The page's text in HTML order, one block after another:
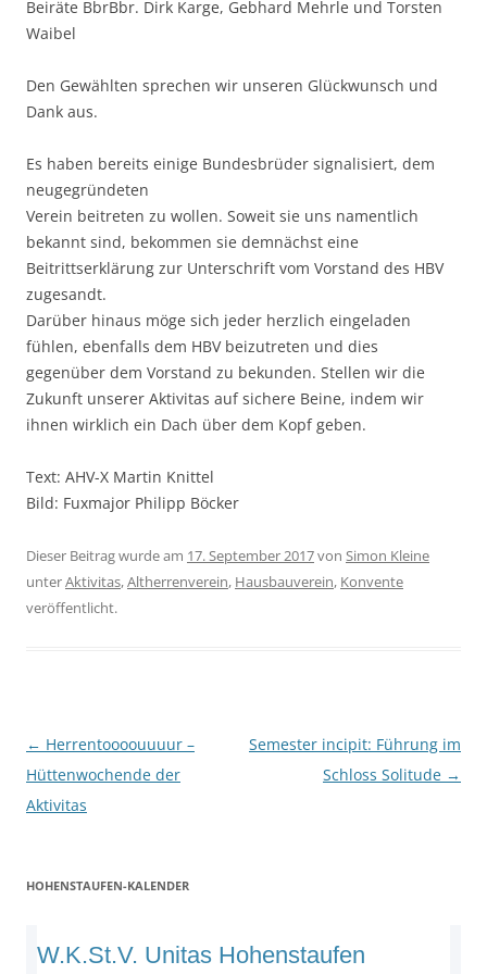
Beiräte BbrBbr. Dirk Karge, Gebhard Mehrle und Torsten
Waibel
Den Gewählten sprechen wir unseren Glückwunsch und
Dank aus.
Es haben bereits einige Bundesbrüder signalisiert, dem
neugegründeten
Verein beitreten zu wollen. Soweit sie uns namentlich
bekannt sind, bekommen sie demnächst eine
Beitrittserklärung zur Unterschrift vom Vorstand des HBV
zugesandt.
Darüber hinaus möge sich jeder herzlich eingeladen
fühlen, ebenfalls dem HBV beizutreten und dies
gegenüber dem Vorstand zu bekunden. Stellen wir die
Zukunft unserer Aktivitas auf sichere Beine, indem wir
ihnen wirklich ein Dach über dem Kopf geben.
Text: AHV-X Martin Knittel
Bild: Fuxmajor Philipp Böcker
Dieser Beitrag wurde am 17. September 2017von Simon Kleine
unterAktivitas,Altherrenverein, Hausbauverein, Konvente
veröffentlicht.
Beitragsnavigation
← Herrentoooouuuur –
Hüttenwochende der
Aktivitas
Semester incipit: Führung im
Schloss Solitude →
HOHENSTAUFEN-KALENDER